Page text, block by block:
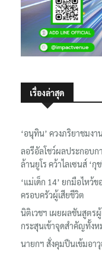
เรื่องล่าสุด
‘อนุทิน’ ควงภริยาชมง
ลอรีอัลโชว์ผลประกอบก
ล้านยูโร คว้าไลเซนส์ ‘
‘แม่เด็ก 14’ ยกมือไหว้
ครอบครัวผู้เสียชีวิต
นิติเวชฯ เผยผลชันสูตรผู้
กระสุนเข้าจุดสำคัญทั้ง
นายกฯ สั่งคุมปืนเข้มอา